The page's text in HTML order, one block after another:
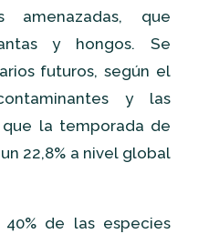
amenazadas, que
y hongos. Se
futuros, según el
y las
la temporada de
22,8% a nivel global
de las especies